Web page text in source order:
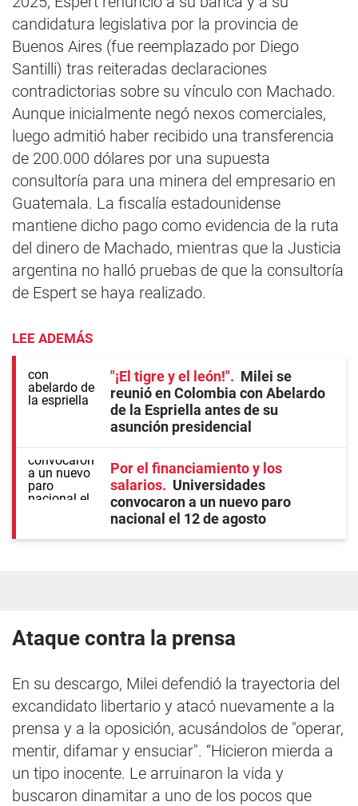
candidatura legislativa por la provincia de
Buenos Aires (fue reemplazado por Diego
Santilli) tras reiteradas declaraciones
contradictorias sobre su vínculo con Machado.
Aunque inicialmente negó nexos comerciales,
luego admitió haber recibido una transferencia
de 200.000 dólares por una supuesta
consultoría para una minera del empresario en
Guatemala. La fiscalía estadounidense
mantiene dicho pago como evidencia de la ruta
del dinero de Machado, mientras que la Justicia
argentina no halló pruebas de que la consultoría
de Espert se haya realizado.
LEE ADEMÁS
"¡El tigre y el león!"
Milei se
reunió en Colombia con Abelardo
de la Espriella antes de su
asunción presidencial
Por el financiamiento y los
salarios
Universidades
convocaron a un nuevo paro
nacional el 12 de agosto
Ataque contra la prensa
En su descargo, Milei defendió la trayectoria del
excandidato libertario y atacó nuevamente a la
prensa y a la oposición, acusándolos de "operar,
mentir, difamar y ensuciar". “Hicieron mierda a
un tipo inocente. Le arruinaron la vida y
buscaron dinamitar a uno de los pocos que